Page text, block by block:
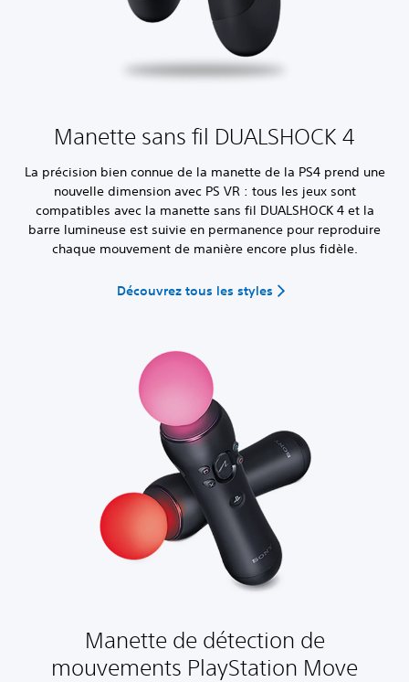
Manette sans fil DUALSHOCK 4
La précision bien connue de la manette de la PS4 prend une
nouvelle dimension avec PS VR : tous les jeux sont
compatibles avec la manette sans fil DUALSHOCK 4 et la
barre lumineuse est suivie en permanence pour reproduire
chaque mouvement de manière encore plus fidèle.
Découvrez tous les styles
Manette de détection de
mouvements PlayStation Move